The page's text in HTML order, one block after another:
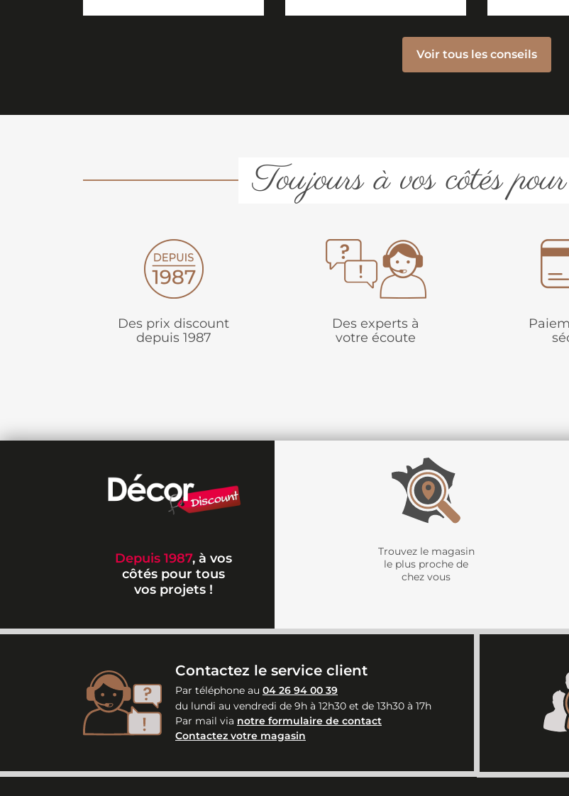
Voir tous les conseils
Toujours à vos côtés
Des prix discount
depuis 1987
Des experts à
votre écoute
Depuis 1987, à vos
côtés pour tous
vos projets !
Trouvez le magasin
le plus proche de
chez vous
Contactez le service client
Par téléphone au 04 26 94 00 39
du lundi au vendredi de 9h à 12h30 et de 13h30 à 17h
Par mail via notre formulaire de contact
Contactez votre magasin